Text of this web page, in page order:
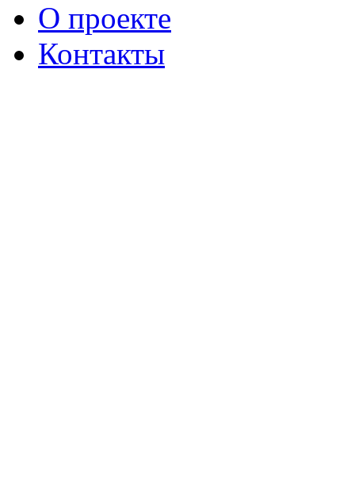
О проекте
Контакты